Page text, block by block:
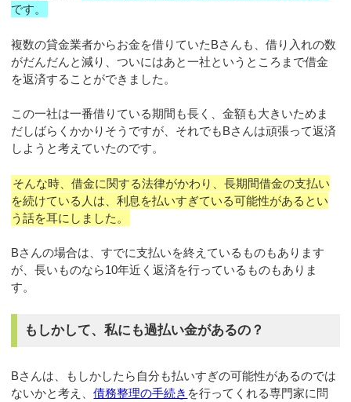
です。
複数の貸金業者からお金を借りていたBさんも、借り入れの数
がだんだんと減り、ついにはあと一社というところまで借金
を返済することができました。
この一社は一番借りている期間も長く、金額も大きいためま
だしばらくかかりそうですが、それでもBさんは頑張って返済
しようと考えていたのです。
そんな時、借金に関する法律がかわり、長期間借金の支払い
を続けている人は、利息を払いすぎている可能性があるとい
う話を耳にしました。
Bさんの場合は、すでに支払いを終えているものもあります
が、長いものなら10年近く返済を行っているものもありま
す。
もしかして、私にも過払い金があるの？
Bさんは、もしかしたら自分も払いすぎの可能性があるのでは
ないかと考え、債務整理の手続き を行ってくれる専門家に問